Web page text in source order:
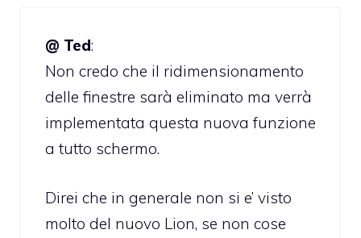
@ Ted:
Non credo che il ridimensionamento
delle finestre sarà eliminato ma verrà
implementata questa nuova funzione
a tutto schermo.
Direi che in generale non si e’ visto
molto del nuovo Lion, se non cose